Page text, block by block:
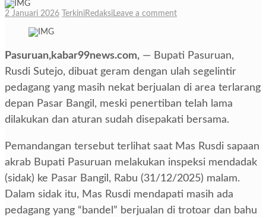
2 Januari 2026 TerkiniRedaksiLeave a comment
Pasuruan,kabar99news.com, — Bupati Pasuruan,
Rusdi Sutejo, dibuat geram dengan ulah segelintir
pedagang yang masih nekat berjualan di area terlarang
depan Pasar Bangil, meski penertiban telah lama
dilakukan dan aturan sudah disepakati bersama.
Pemandangan tersebut terlihat saat Mas Rusdi sapaan
akrab Bupati Pasuruan melakukan inspeksi mendadak
(sidak) ke Pasar Bangil, Rabu (31/12/2025) malam.
Dalam sidak itu, Mas Rusdi mendapati masih ada
pedagang yang “bandel” berjualan di trotoar dan bahu